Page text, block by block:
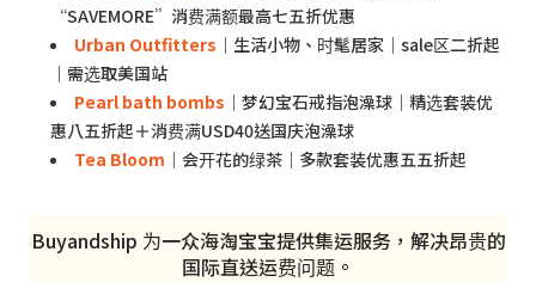
“SAVEMORE”消费满额最高七五折优惠
Urban Outfitters ｜生活小物、时髦居家｜sale区二折起
｜需选取美国站
Pearl bath bombs ｜梦幻宝石戒指泡澡球｜精选套装优
惠八五折起＋消费满USD40送国庆泡澡球
Tea Bloom ｜会开花的绿茶｜多款套装优惠五五折起
Buyandship 为一众海淘宝宝提供集运服务，解决昂贵的
国际直送运费问题。